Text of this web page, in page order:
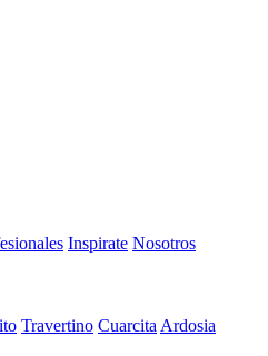
Inspirate Nosotros
Travertino Cuarcita Ardosia